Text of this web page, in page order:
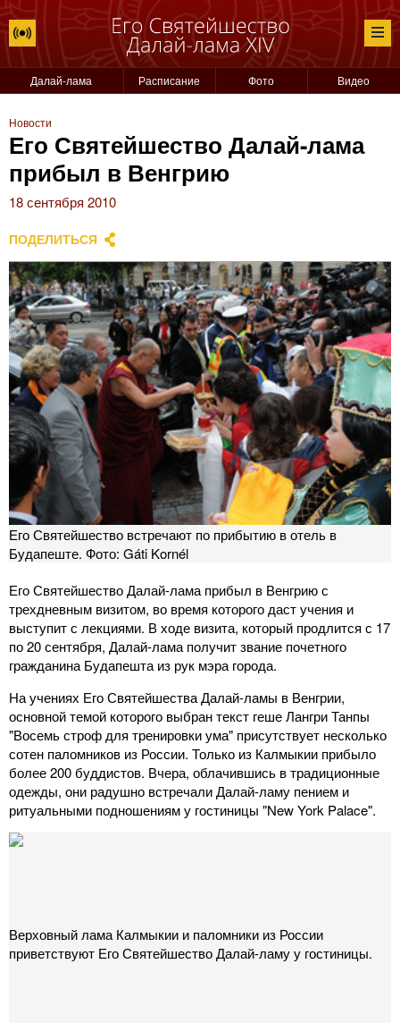
Далай-лама Расписание Фото Видео
Новости
Его Святейшество Далай-лама
прибыл в Венгрию
18 сентября 2010
ПОДЕЛИТЬСЯ
Его Святейшество встречают по прибытию в отель в
Будапеште. Фото: Gáti Kornél
Его Святейшество Далай-лама прибыл в Венгрию с
трехдневным визитом, во время которого даст учения и
выступит с лекциями. В ходе визита, который продлится с 17
по 20 сентября, Далай-лама получит звание почетного
гражданина Будапешта из рук мэра города.
На учениях Его Святейшества Далай-ламы в Венгрии,
основной темой которого выбран текст геше Лангри Танпы
"Восемь строф для тренировки ума" присутствует несколько
сотен паломников из России. Только из Калмыкии прибыло
более 200 буддистов. Вчера, облачившись в традиционные
одежды, они радушно встречали Далай-ламу пением и
ритуальными подношениям у гостиницы "New York Palace".
Верховный лама Калмыкии и паломники из России
приветствуют Его Святейшество Далай-ламу у гостиницы.